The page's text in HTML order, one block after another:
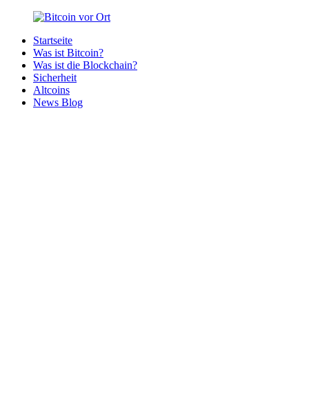
Zurück
Inhalt
Bitcoin
Bitcoins
deiner
Region
Startseite
Was ist Bitcoin?
Was ist die Blockchain?
Sicherheit
Altcoins
News Blog